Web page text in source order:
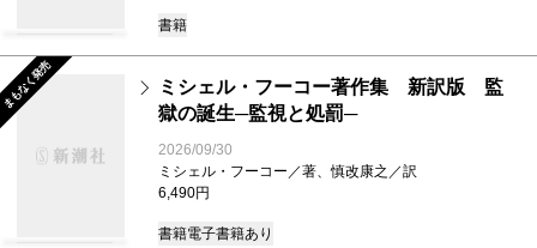
書籍
まもなく発売
ミシェル・フーコー著作集 新訳版 監
獄の誕生─監視と処罰─
2026/09/30
ミシェル・フーコー／著、慎改康之／訳
6,490円
書籍電子書籍あり